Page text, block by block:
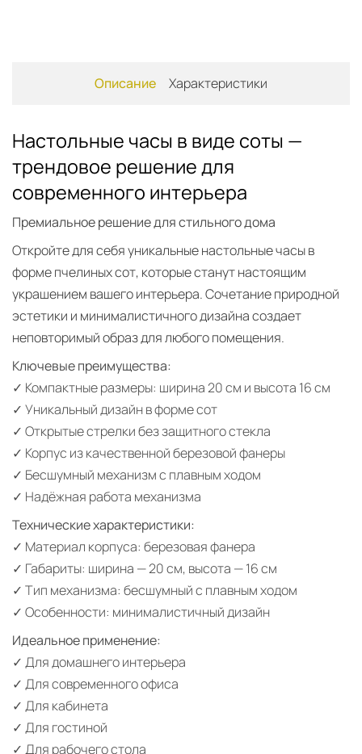
Описание Характеристики
Настольные часы в виде соты —
трендовое решение для
современного интерьера
Премиальное решение для стильного дома
Откройте для себя уникальные настольные часы в
форме пчелиных сот, которые станут настоящим
украшением вашего интерьера. Сочетание природной
эстетики и минималистичного дизайна создает
неповторимый образ для любого помещения.
Ключевые преимущества:
✓ Компактные размеры: ширина 20 см и высота 16 см
✓ Уникальный дизайн в форме сот
✓ Открытые стрелки без защитного стекла
✓ Корпус из качественной березовой фанеры
✓ Бесшумный механизм с плавным ходом
✓ Надёжная работа механизма
Технические характеристики:
✓ Материал корпуса: березовая фанера
✓ Габариты: ширина — 20 см, высота — 16 см
✓ Тип механизма: бесшумный с плавным ходом
✓ Особенности: минималистичный дизайн
Идеальное применение:
✓ Для домашнего интерьера
✓ Для современного офиса
✓ Для кабинета
✓ Для гостиной
✓ Для рабочего стола